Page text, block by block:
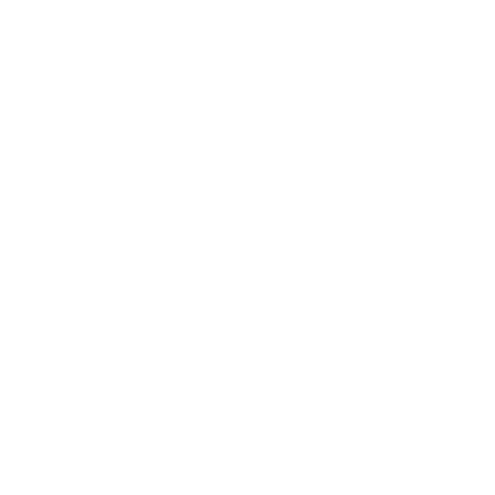
quý khách với mức giá
kiểm tra kỹ lưỡng trước khi được đem giao.
liên quan đến nguồn gốc sản phẩm như: giấy
giấy bảo hành, tem bảo hành
dùng để nấu chín thức ăn cho các gia đình.